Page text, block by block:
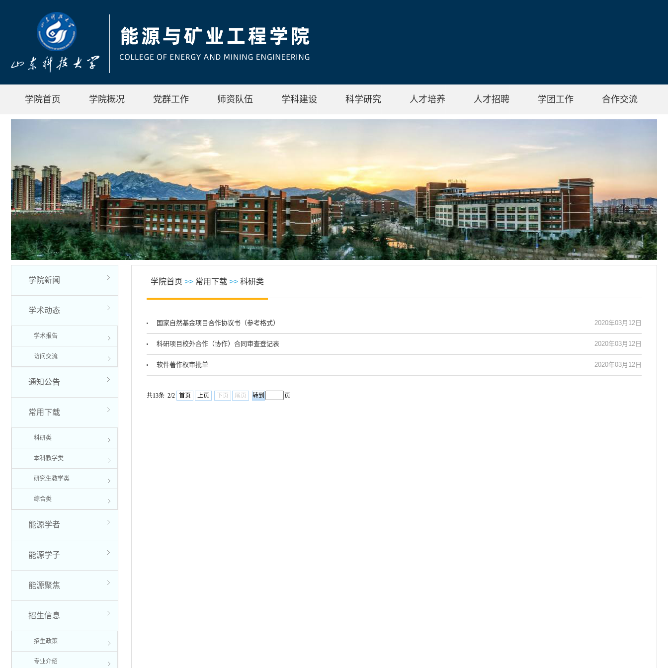
学院首页 学院概况 党群工作 师资队伍 学科建设 科学研究 人才培养 人才招聘 学团工作 合作交流
学院新闻
学术动态
学术报告
访问交流
通知公告
常用下载
科研类
本科教学类
研究生教学类
综合类
能源学者
能源学子
能源聚焦
招生信息
招生政策
专业介绍
学院首页 >> 常用下载 >> 科研类
2020年03月12日
国家自然基金项目合作协议书（参考格式）
2020年03月12日
科研项目校外合作（协作）合同审查登记表
2020年03月12日
软件著作权审批单
共13条 2/2 首页 上页 下页 尾页 页